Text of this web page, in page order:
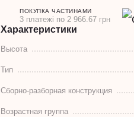
ПОКУПКА ЧАСТИНАМИ
3 платежі по 2 966.67 грн
Характеристики
Высота
Тип
Сборно-разборная конструкция
Возрастная группа